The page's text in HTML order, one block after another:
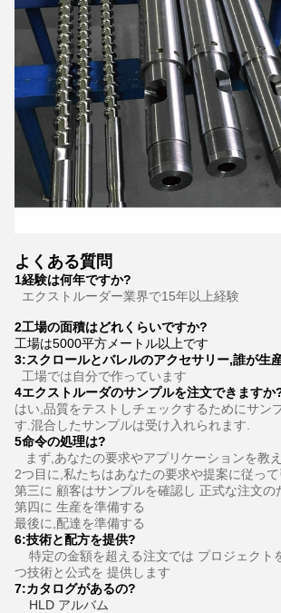
よくある質問
1経験は何年ですか?
エクストルーダー業界で15年以上経験
2工場の面積はどれくらいですか?
工場は5000平方メートル以上です
3:スクロールとバレルのアクセサリー,誰が生
工場では自分で作っています
4エクストルーダのサンプルを注文できますか
はい,品質をテストしチェックするためにサン
す.混合したサンプルは受け入れられます.
5命令の処理は?
まず,あなたの要求やアプリケーションを教
2つ目に,私たちはあなたの要求や提案に従って
第三に 顧客はサンプルを確認し 正式な注文の
第四に 生産を準備する
最後に,配達を準備する
6:技術と配方を提供?
特定の金額を超える注文では プロジェクト
つ技術と公式を 提供します
7:カタログがあるの?
HLD アルバム